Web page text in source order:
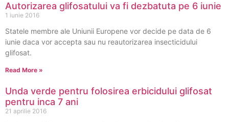
Autorizarea glifosatului va fi dezbatuta pe 6 iunie
1 iunie 2016
Statele membre ale Uniunii Europene vor decide pe data de 6
iunie daca vor accepta sau nu reautorizarea insecticidului
glifosat.
Read More »
Unda verde pentru folosirea erbicidului glifosat
pentru inca 7 ani
21 aprilie 2016